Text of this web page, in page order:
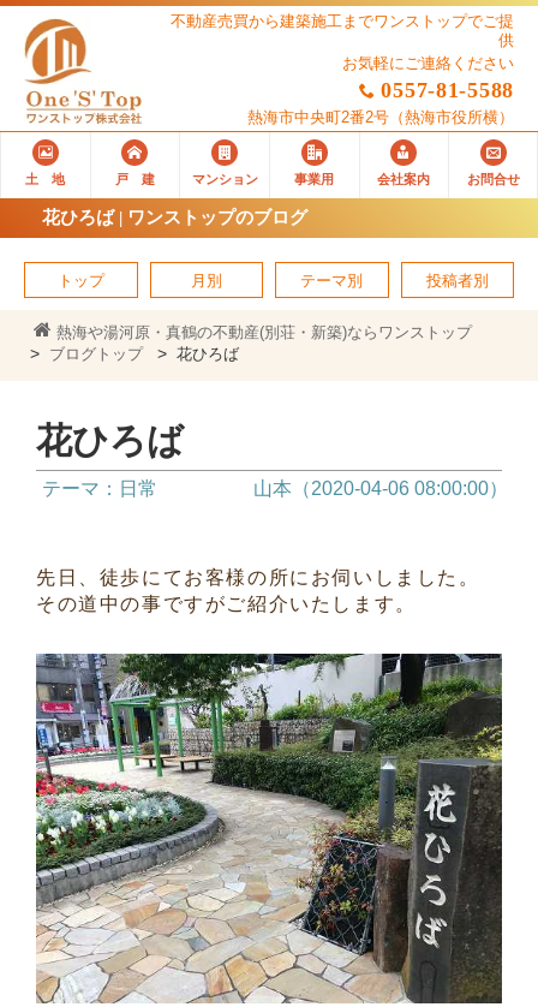
不動産売買から建築施工までワンストップでご提
供
お気軽にご連絡ください
0557-81-5588
熱海市中央町2番2号 （熱海市役所横）
土 地 戸 建 マンション 事業用 会社案内 お問合せ
花ひろば | ワンストップのブログ
トップ 月別 テーマ別 投稿者別
熱海や湯河原・真鶴の不動産(別荘・新築)ならワンストップ
ブログトップ
花ひろば
花ひろば
テーマ：日常 山本（2020-04-06 08:00:00）
先日、徒歩にてお客様の所にお伺いしました。
その道中の事ですがご紹介いたします。